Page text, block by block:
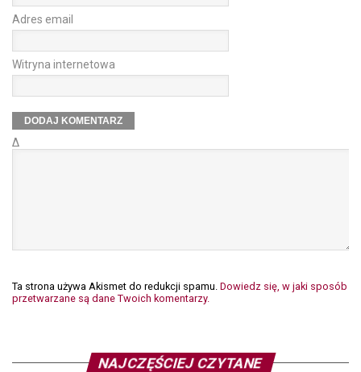
Adres email
Witryna internetowa
Δ
Ta strona używa Akismet do redukcji spamu. Dowiedz się, w jaki sposób
przetwarzane są dane Twoich komentarzy.
NAJCZĘŚCIEJ CZYTANE